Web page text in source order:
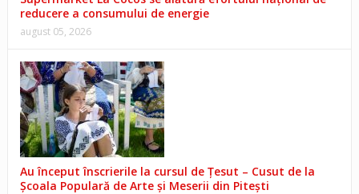
reducere a consumului de energie
august 05, 2026
Au început înscrierile la cursul de Țesut – Cusut de la
Școala Populară de Arte și Meserii din Pitești